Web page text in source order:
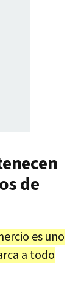
de
es uno
a todo